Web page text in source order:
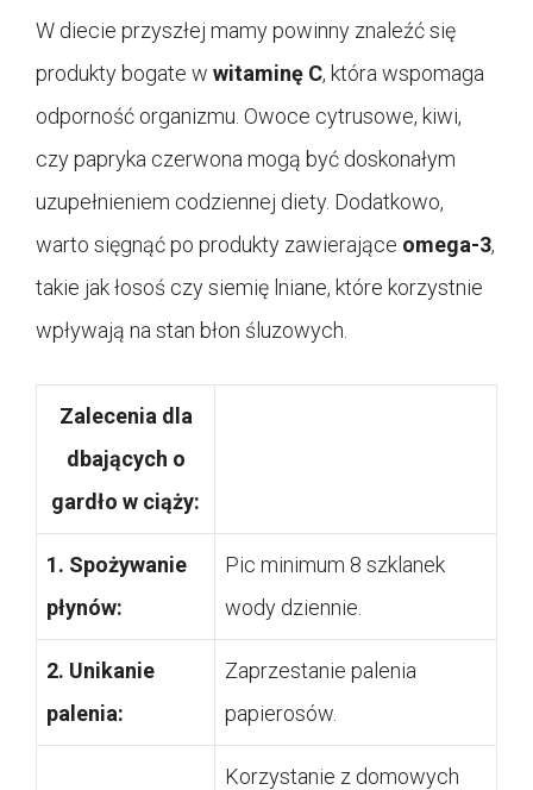
W diecie przyszłej mamy powinny znaleźć się
produkty bogate w witaminę C, która wspomaga
odporność organizmu. Owoce cytrusowe, kiwi,
czy papryka czerwona mogą być doskonałym
uzupełnieniem codziennej diety. Dodatkowo,
warto sięgnąć po produkty zawierające omega-3,
takie jak łosoś czy siemię lniane, które korzystnie
wpływają na stan błon śluzowych.
Zalecenia dla
dbających o
gardło w ciąży:
1. Spożywanie
płynów:
Pic minimum 8 szklanek
wody dziennie.
2. Unikanie
palenia:
Zaprzestanie palenia
papierosów.
Korzystanie z domowych